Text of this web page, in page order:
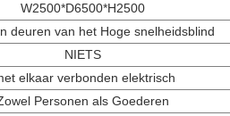
W2500*D6500*H2500
deuren van het Hoge snelheidsblind
NIETS
elkaar verbonden elektrisch
Personen als Goederen